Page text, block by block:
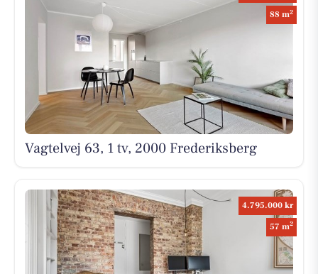
88 m2
Vagtelvej 63, 1 tv, 2000 Frederiksberg
4.795.000 kr
57 m2